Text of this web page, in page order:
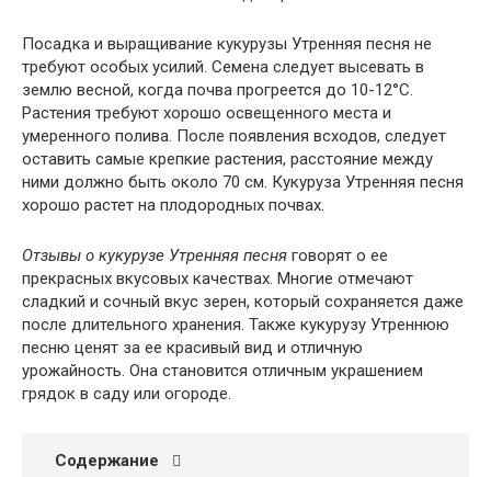
Посадка и выращивание кукурузы Утренняя песня не
требуют особых усилий. Семена следует высевать в
землю весной, когда почва прогреется до 10-12°C.
Растения требуют хорошо освещенного места и
умеренного полива. После появления всходов, следует
оставить самые крепкие растения, расстояние между
ними должно быть около 70 см. Кукуруза Утренняя песня
хорошо растет на плодородных почвах.
Отзывы о кукурузе Утренняя песня говорят о ее
прекрасных вкусовых качествах. Многие отмечают
сладкий и сочный вкус зерен, который сохраняется даже
после длительного хранения. Также кукурузу Утреннюю
песню ценят за ее красивый вид и отличную
урожайность. Она становится отличным украшением
грядок в саду или огороде.
Содержание